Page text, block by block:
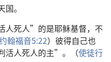
。
人死人”的是耶稣基督，不
翰福音5:22）彼得自己也
活人死人的主”。（使徒行